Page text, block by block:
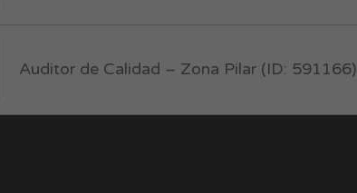
Auditor de Calidad – Zona Pilar (ID: 591166)